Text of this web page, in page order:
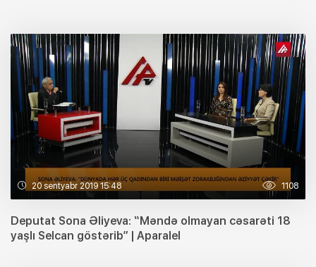
20 sentyabr 2019 15:48 1108
Deputat Sona Əliyeva: “Məndə olmayan cəsarəti 18
yaşlı Selcan göstərib” | Aparalel